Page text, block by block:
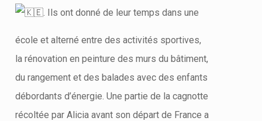
. Ils ont donné de leur temps dans une
école et alterné entre des activités sportives,
la rénovation en peinture des murs du bâtiment,
du rangement et des balades avec des enfants
débordants d’énergie. Une partie de la cagnotte
récoltée par Alicia avant son départ de France a